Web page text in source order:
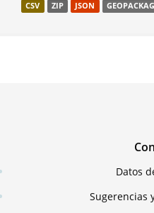
CSV ZIP JSON
Datos
Sugerencias